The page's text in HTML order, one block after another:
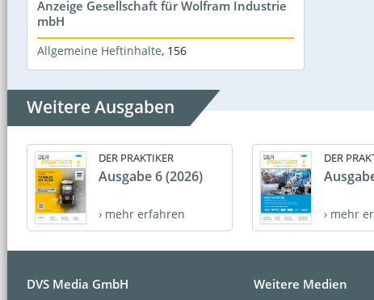
Anzeige Gesellschaft für Wolfram Industrie
mbH
Allgemeine Heftinhalte, 156
Weitere Ausgaben
DER PRAKTIKER
Ausgabe 6 (2026)
› mehr erfahren
DER
› mehr
DVS Media GmbH Weitere Medien